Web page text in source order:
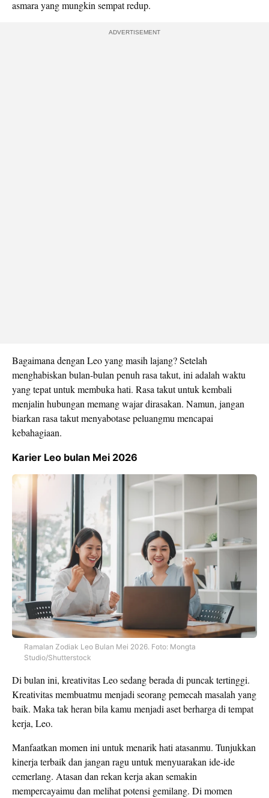
asmara yang mungkin sempat redup.
ADVERTISEMENT
Bagaimana dengan Leo yang masih lajang? Setelah
menghabiskan bulan-bulan penuh rasa takut, ini adalah waktu
yang tepat untuk membuka hati. Rasa takut untuk kembali
menjalin hubungan memang wajar dirasakan. Namun, jangan
biarkan rasa takut menyabotase peluangmu mencapai
kebahagiaan.
Karier Leo bulan Mei 2026
Ramalan Zodiak Leo Bulan Mei 2026. Foto: Mongta
Studio/Shutterstock
Di bulan ini, kreativitas Leo sedang berada di puncak tertinggi.
Kreativitas membuatmu menjadi seorang pemecah masalah yang
baik. Maka tak heran bila kamu menjadi aset berharga di tempat
kerja, Leo.
Manfaatkan momen ini untuk menarik hati atasanmu. Tunjukkan
kinerja terbaik dan jangan ragu untuk menyuarakan ide-ide
cemerlang. Atasan dan rekan kerja akan semakin
mempercayaimu dan melihat potensi gemilang. Di momen